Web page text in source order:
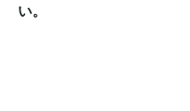
い。